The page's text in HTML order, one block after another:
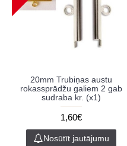
20mm Trubiņas austu
rokassprādžu galiem 2 gab
sudraba kr. (x1)
1,60€
Nosūtīt jautājumu